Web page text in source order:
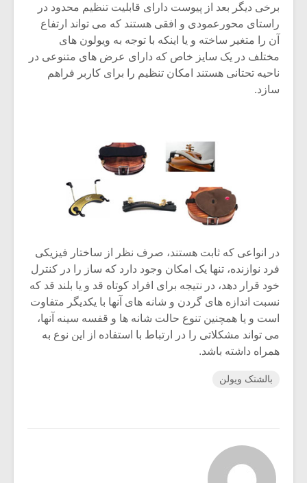
برخی دیگر بعد از پیوست دارای قابلیت تنظیم محدود در
راستای محورعمودی و افقی هستند که می تواند ارتفاع
آن را متغیر ساخته و یا اینکه با توجه به ویولون های
مختلف در یک سایز خاص که دارای عرض های متنوعی در
ناحیه تحتانی هستند امکان تنظیم را برای کاربر فراهم
سازد.
در انواعی که ثابت هستند، صرف نظر از ساختار فیزیکی
فرد نوازنده، تنها یک امکان وجود دارد که ساز را در کنترل
خود قرار دهد، در نتیجه برای افراد کوتاه قد و یا بلند قد که
نسبت اندازه های گردن و شانه های آنها با یکدیگر متفاوت
است و یا همچنین تنوع حالت شانه ها و قفسه سینه آنها،
می تواند مشکلاتی را در ارتباط با استفاده از این نوع به
همراه داشته باشد.
بالشتک ویولن